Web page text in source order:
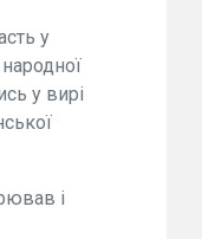
у
у вирі
і